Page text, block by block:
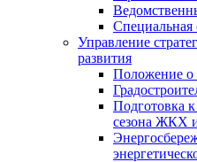
Специальная
Управление
развития
Положение о
Подготовка
сезона ЖКХ